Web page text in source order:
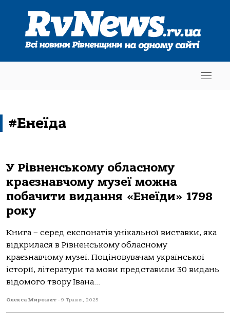
#Енеїда
У Рівненському обласному
краєзнавчому музеї можна
побачити видання «Енеїди» 1798
року
Книга – серед експонатів унікальної виставки, яка
відкрилася в Рівненському обласному
краєзнавчому музеї. Поціновувачам української
історії, літератури та мови представили 30 видань
відомого твору Івана...
Олекса Мирожит - 9 Травня, 2025